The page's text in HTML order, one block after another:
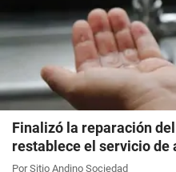
Finalizó la reparación
restablece el servicio de
Por Sitio Andino Sociedad